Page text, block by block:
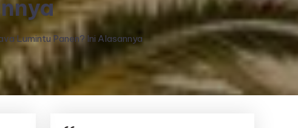
Lumintu Panen? Ini Alasannya